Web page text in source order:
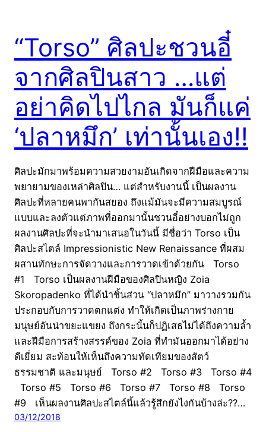
“Torso” ศิลปะชวนอี๋
จากศิลปินสาว …แต่
อย่าคิดไปไกล มันก็แค่
‘ปลาหมึก’ เท่านั้นเอง!!
ศิลปะมักมาพร้อมความสวยงามอันเกิดจากฝีมือและความ
พยายามของเหล่าศิลปิน… แต่สำหรับงานนี้ เป็นผลงาน
ศิลปะที่หลายคนพากันสยอง ถึงแม้มันจะมีความสมบูรณ์
แบบและลงตัวแต่ภาพที่ออกมานั้นชวนอี๋อย่างบอกไม่ถูก
ผลงานศิลปะที่จะนำมาเสนอในวันนี้ มีชื่อว่า Torso เป็น
ศิลปะสไตล์ Impressionistic New Renaissance ที่ผสม
ผสานทักษะการจัดวางและการวาดเข้าด้วยกัน Torso
#1 Torso เป็นผลงานฝีมือของศิลปินหญิง Zoia
Skoropadenko ที่ได้นำชิ้นส่วน “ปลาหมึก” มาวางรวมกัน
ประกอบกับการวาดตกแต่ง ทำให้เกิดเป็นภาพร่างกาย
มนุษย์อันน่าขยะแขยง ถึงกระนั้นก็ปฏิเสธไม่ได้ถึงความล้ำ
และฝีมือการสร้างสรรค์ของ Zoia ที่ทำมันออกมาได้อย่าง
ดีเยี่ยม สะท้อนให้เห็นถึงความทัดเทียมของสัตว์
ธรรมชาติ และมนุษย์ Torso #2 Torso #3 Torso #4
Torso #5 Torso #6 Torso #7 Torso #8 Torso
#9 เห็นผลงานศิลปะสไตล์นี้แล้วรู้สึกยังไงกันบ้างล่ะ??…
03/12/2018